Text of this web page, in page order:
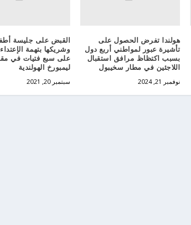
هولندا تفرض الحصول على
تأشيرة عبور لمواطني أربع دول
بسبب اكتظاظ مرافق استقبال
اللاجئين في مطار سخيبول
نوفمبر 21, 2024
القبض على جليسة
وشريكها بتهمة
على سبع فتيات في
ليمبورخ الهولندية
سبتمبر 20, 2021